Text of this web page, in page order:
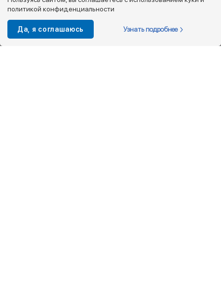
info@kotofey.ru
Магазины в Москва (50)
политикой конфиденциальности
Да, я соглашаюсь Узнать подробнее